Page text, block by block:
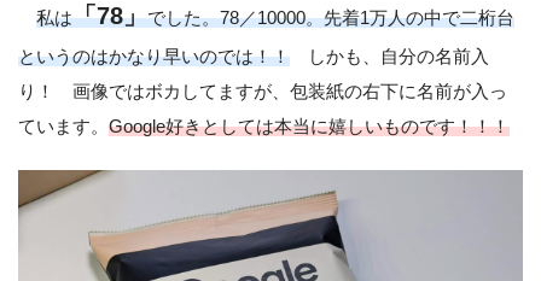
私は「78」でした。78／10000。先着1万人の中で二桁台
というのはかなり早いのでは！！ しかも、自分の名前入
り！ 画像ではボカしてますが、包装紙の右下に名前が入っ
ています。 Google好きとしては本当に嬉しいものです！！！